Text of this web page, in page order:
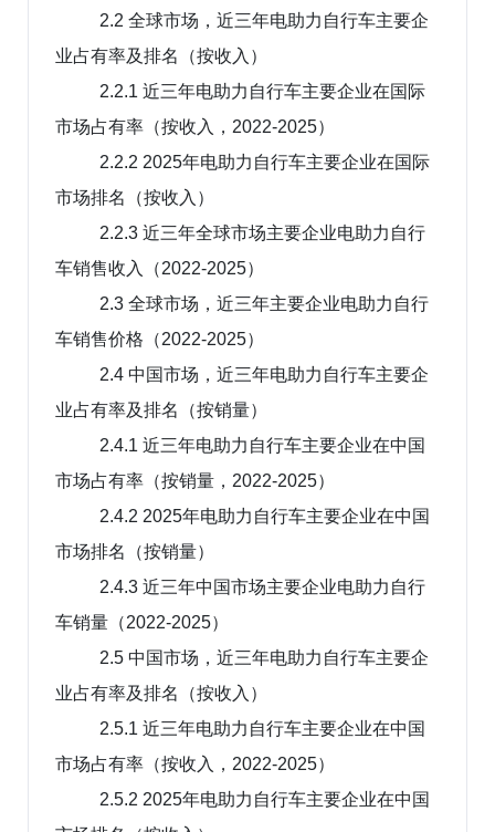
2.2 全球市场，近三年电助力自行车主要企
业占有率及排名（按收入）
2.2.1 近三年电助力自行车主要企业在国际
市场占有率（按收入，2022-2025）
2.2.2 2025年电助力自行车主要企业在国际
市场排名（按收入）
2.2.3 近三年全球市场主要企业电助力自行
车销售收入（2022-2025）
2.3 全球市场，近三年主要企业电助力自行
车销售价格（2022-2025）
2.4 中国市场，近三年电助力自行车主要企
业占有率及排名（按销量）
2.4.1 近三年电助力自行车主要企业在中国
市场占有率（按销量，2022-2025）
2.4.2 2025年电助力自行车主要企业在中国
市场排名（按销量）
2.4.3 近三年中国市场主要企业电助力自行
车销量（2022-2025）
2.5 中国市场，近三年电助力自行车主要企
业占有率及排名（按收入）
2.5.1 近三年电助力自行车主要企业在中国
市场占有率（按收入，2022-2025）
2.5.2 2025年电助力自行车主要企业在中国